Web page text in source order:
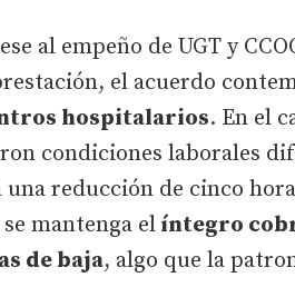
al empeño de UGT y
el acuerdo
hospitalarios. En el
condiciones laborales
una reducción de cinco
mantenga el íntegro
de baja, algo que la